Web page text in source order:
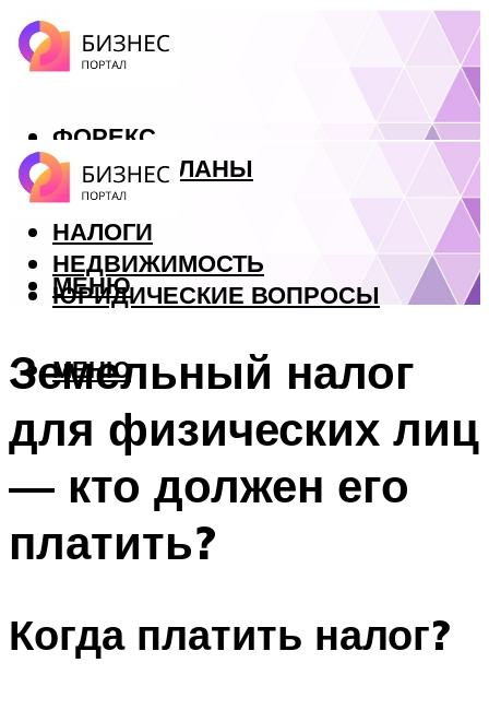
ФОРЕКС
БИЗНЕС ПЛАНЫ
КРЕДИТЫ
НАЛОГИ
НЕДВИЖИМОСТЬ
ЮРИДИЧЕСКИЕ ВОПРОСЫ
МЕНЮ
МЕНЮ
Земельный налог
для физических лиц
— кто должен его
платить?
Когда платить налог?